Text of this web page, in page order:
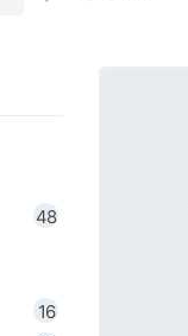
48
16